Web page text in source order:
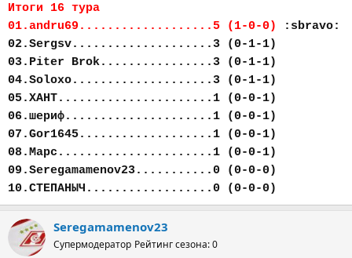
Итоги 16 тура
01.andru69...................5 (1-0-0)
:sbravo:
02.Sergsv....................3 (0-1-1)
03.Piter Brok................3 (0-1-1)
04.Soloxo....................3 (0-1-1)
05.ХАНТ......................1 (0-0-1)
06.шериф.....................1 (0-0-1)
07.Gor1645...................1 (0-0-1)
08.Марс......................1 (0-0-1)
09.Seregamamenov23...........0 (0-0-0)
10.СТЕПАНЫЧ..................0 (0-0-0)
Seregamamenov23
Супермодератор Рейтинг сезона: 0